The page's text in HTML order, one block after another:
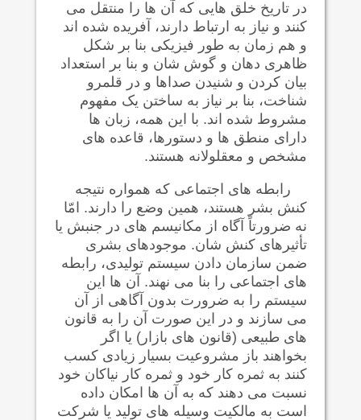
در تاريخ خلق هایی که آن ها را منتقل می
کنند و نياز به ارتباط دارند، آفريده شده اند
و هم زمان به طور فيزيکی بنا بر شکل
ظاهری دهان و گوش شان و بنا بر استعداد
بيان کردن و شنيدن صداها و در قلمرو
شناخت، بنا بر نیاز به ساختن یک مفهوم
مشروط شده اند. با این همه، زبان ها
دارای منطق ها و دستورها، قاعده های
مشخص و معقلولانه هستند.
رابطه های اجتماعی که همواره نتیجه
کنش بشر هستند، همین وضع را دارند. امّا
نه ضرورتاً آگاه از مکانیسم های در جنبش یا
تأثيرهای کنش شان. موجودهای بشری
ضمن سازمان دادن سیستم تولیدی، رابطه
های اجتماعی را بنا می نهند. آن ها این
سیستم را به ضرورت بدون آگاهی از آن
می سازند و در این صورت آن را به قانون
های طبیعی (قانون های بازار) یا اگر
بخواهند باز مشروعیت بسیار زیادی کسب
کنند به ثمره کار خود و ثمره کار نیاکان خود
نسبت می دهند که به آن ها امکان داده
است به مالکیت وسیله های تولید یا شرکت